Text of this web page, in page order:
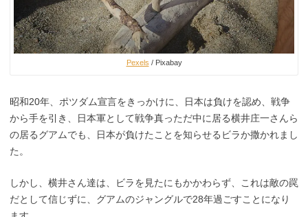
Pexels / Pixabay
昭和20年、ポツダム宣言をきっかけに、日本は負けを認め、戦争
から手を引き、日本軍として戦争真っただ中に居る横井庄一さんら
の居るグアムでも、日本が負けたことを知らせるビラか撒かれまし
た。
しかし、横井さん達は、ビラを見たにもかかわらず、これは敵の罠
だとして信じずに、グアムのジャングルで28年過ごすことになり